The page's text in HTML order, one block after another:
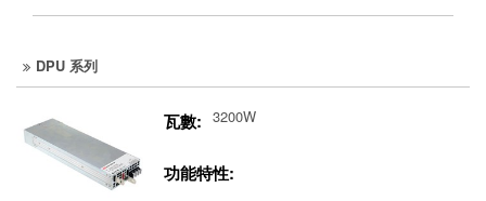
DPU 系列
瓦數: 3200W
功能特性: